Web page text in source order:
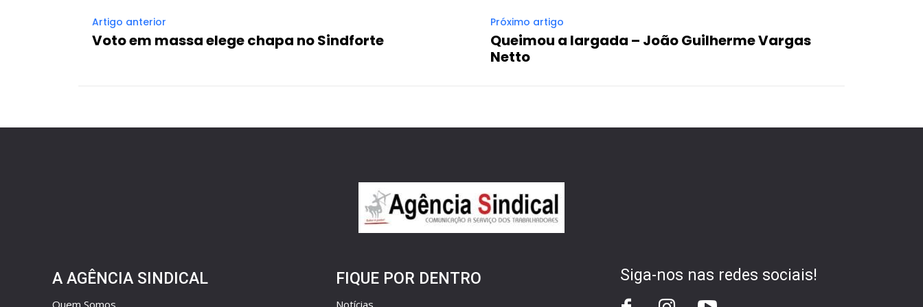
Artigo anterior
Voto em massa elege chapa no Sindforte
Próximo artigo
Queimou a largada – João Guilherme Vargas
Netto
A AGÊNCIA SINDICAL
Quem Somos
FIQUE POR DENTRO
Notícias
Siga-nos nas redes sociais!